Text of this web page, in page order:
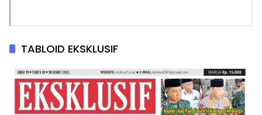
TABLOID EKSKLUSIF